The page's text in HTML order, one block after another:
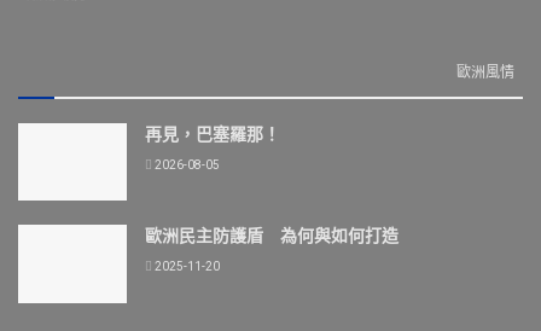
歐洲風情
再見，巴塞羅那！
2026-08-05
歐洲民主防護盾 為何與如何打造
2025-11-20